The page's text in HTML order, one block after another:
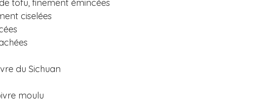
tofu, finement émincées
ciselées
du Sichuan
moulu